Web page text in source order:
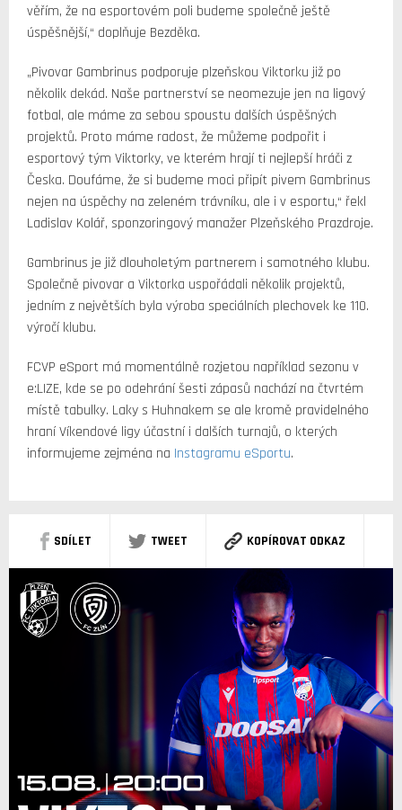
věřím, že na esportovém poli budeme společně ještě
úspěšnější,“ doplňuje Bezděka.
„Pivovar Gambrinus podporuje plzeňskou Viktorku již po
několik dekád. Naše partnerství se neomezuje jen na ligový
fotbal, ale máme za sebou spoustu dalších úspěšných
projektů. Proto máme radost, že můžeme podpořit i
esportový tým Viktorky, ve kterém hrají ti nejlepší hráči z
Česka. Doufáme, že si budeme moci připít pivem Gambrinus
nejen na úspěchy na zeleném trávníku, ale i v esportu,“ řekl
Ladislav Kolář, sponzoringový manažer Plzeňského Prazdroje.
Gambrinus je již dlouholetým partnerem i samotného klubu.
Společně pivovar a Viktorka uspořádali několik projektů,
jedním z největších byla výroba speciálních plechovek ke 110.
výročí klubu.
FCVP eSport má momentálně rozjetou například sezonu v
e:LIZE, kde se po odehrání šesti zápasů nachází na čtvrtém
místě tabulky. Laky s Huhnakem se ale kromě pravidelného
hraní Víkendové ligy účastní i dalších turnajů, o kterých
informujeme zejména na Instagramu eSportu.
SDÍLET TWEET KOPÍROVAT ODKAZ